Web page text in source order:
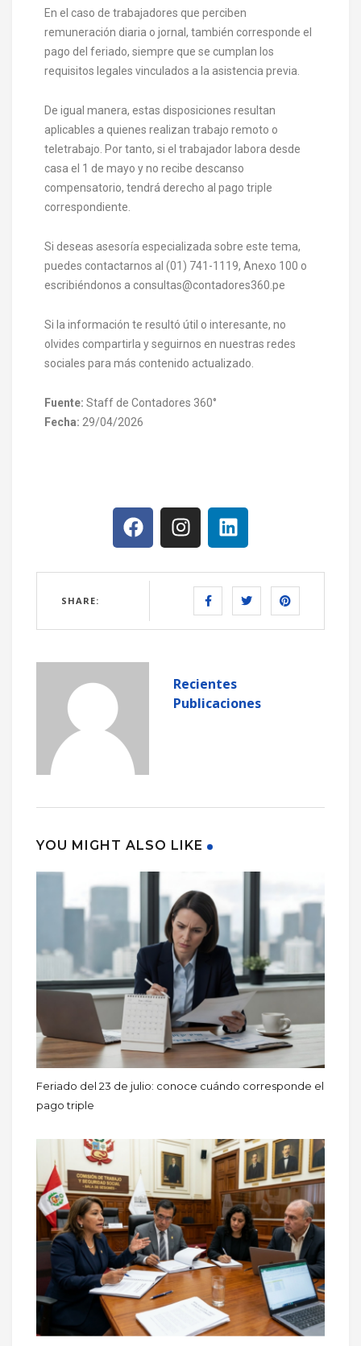
En el caso de trabajadores que perciben
remuneración diaria o jornal, también corresponde el
pago del feriado, siempre que se cumplan los
requisitos legales vinculados a la asistencia previa.
De igual manera, estas disposiciones resultan
aplicables a quienes realizan trabajo remoto o
teletrabajo. Por tanto, si el trabajador labora desde
casa el 1 de mayo y no recibe descanso
compensatorio, tendrá derecho al pago triple
correspondiente.
Si deseas asesoría especializada sobre este tema,
puedes contactarnos al (01) 741-1119, Anexo 100 o
escribiéndonos a consultas@contadores360.pe
Si la información te resultó útil o interesante, no
olvides compartirla y seguirnos en nuestras redes
sociales para más contenido actualizado.
Fuente: Staff de Contadores 360°
Fecha: 29/04/2026
SHARE:
Recientes
Publicaciones
YOU MIGHT ALSO LIKE
Feriado del 23 de julio: conoce cuándo corresponde el
pago triple